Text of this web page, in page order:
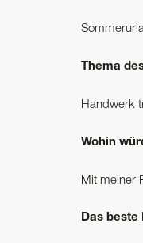
Thema
Handwerk
Wohin
Mit meiner
Das beste